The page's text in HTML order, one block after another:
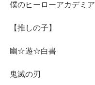
僕のヒーローアカデミア
【推しの子】
幽☆遊☆白書
鬼滅の刃